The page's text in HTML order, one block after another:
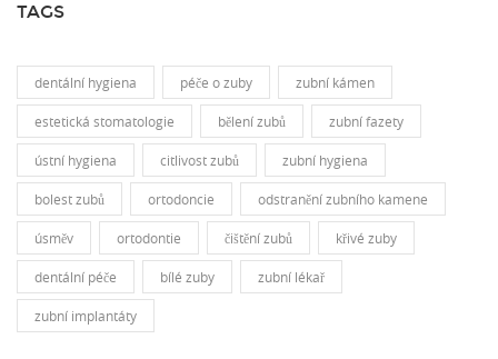
TAGS
dentální hygiena péče o zuby zubní kámen
estetická stomatologie bělení zubů zubní fazety
ústní hygiena citlivost zubů zubní hygiena
bolest zubů ortodoncie odstranění zubního kamene
úsměv ortodontie čištění zubů křivé zuby
dentální péče bílé zuby zubní lékař
zubní implantáty